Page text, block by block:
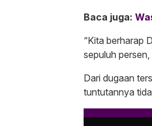
Baca juga:
“Kita berharap
sepuluh
Dari dugaan
tuntutannya